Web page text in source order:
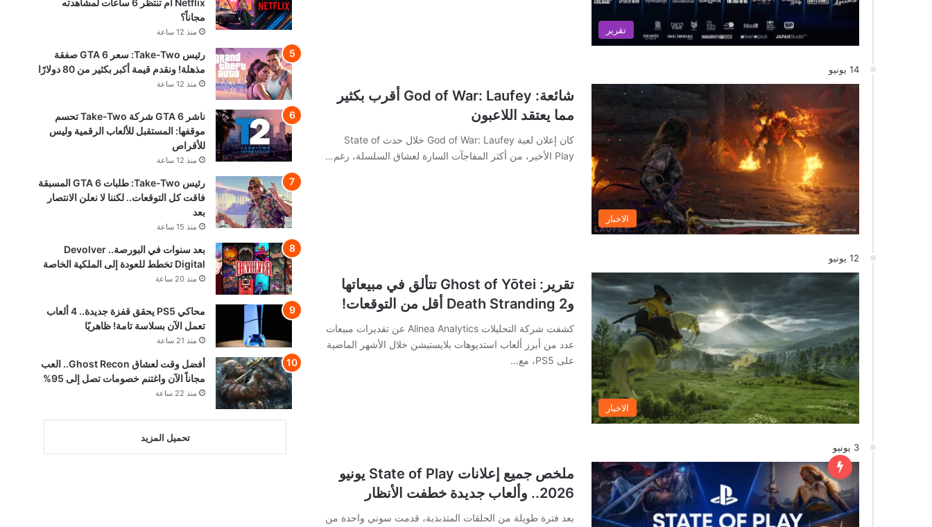
تقرير
14 يونيو
الاخبار
شائعة: God of War: Laufey أقرب بكثير
مما يعتقد اللاعبون
كان إعلان لعبة God of War: Laufey خلال حدث State of
Play الأخير، من أكثر المفاجآت السارة لعشاق السلسلة، رغم…
12 يونيو
الاخبار
تقرير: Ghost of Yōtei تتألق في مبيعاتها
وDeath Stranding 2 أقل من التوقعات!
كشفت شركة التحليلات Alinea Analytics عن تقديرات مبيعات
عدد من أبرز ألعاب استديوهات بلايستيشن خلال الأشهر الماضية
على PS5، مع…
3 يونيو
ملخص جميع إعلانات State of Play يونيو
2026.. وألعاب جديدة خطفت الأنظار
بعد فترة طويلة من الحلقات المتذبذبة، قدمت سوني واحدة من
Netflix أم تنتظر 6 ساعات لمشاهدته
مجاناً؟
منذ 12 ساعة
رئيس Take-Two: سعر GTA 6 صفقة
مذهلة! ونقدم قيمة أكبر بكثير من 80 دولارًا
منذ 12 ساعة
ناشر GTA 6 شركة Take-Two تحسم
موقفها: المستقبل للألعاب الرقمية وليس
للأقراص
منذ 12 ساعة
رئيس Take-Two: طلبات GTA 6 المسبقة
فاقت كل التوقعات.. لكننا لا نعلن الانتصار
بعد
منذ 15 ساعة
بعد سنوات في البورصة.. Devolver
Digital تخطط للعودة إلى الملكية الخاصة
منذ 20 ساعة
محاكي PS5 يحقق قفزة جديدة.. 4 ألعاب
تعمل الآن بسلاسة تامة! ظاهريًا
منذ 21 ساعة
أفضل وقت لعشاق Ghost Recon.. العب
مجاناً الآن واغتنم خصومات تصل إلى 95%
منذ 22 ساعة
تحميل المزيد